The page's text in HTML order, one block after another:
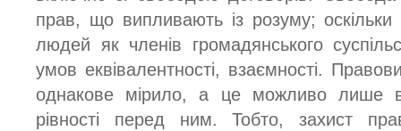
прав, що випливають із розуму; оскільки
людей як членів громадянського
умов еквівалентності, взаємності.
однакове мірило, а це можливо лише в
рівності перед ним. Тобто, захист